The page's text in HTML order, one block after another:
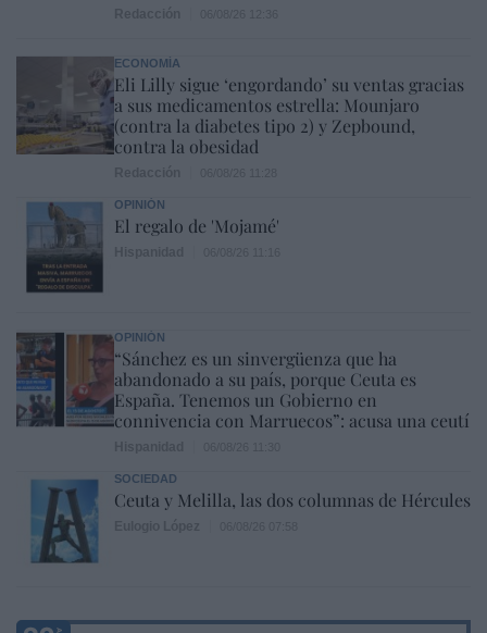
ECONOMÍA
Eli Lilly sigue ‘engordando’ su ventas gracias
a sus medicamentos estrella: Mounjaro
(contra la diabetes tipo 2) y Zepbound,
contra la obesidad
OPINIÓN
El regalo de 'Mojamé'
OPINIÓN
“Sánchez es un sinvergüenza que ha
abandonado a su país, porque Ceuta es
España. Tenemos un Gobierno en
connivencia con Marruecos”: acusa una ceutí
SOCIEDAD
Ceuta y Melilla, las dos columnas de Hércules